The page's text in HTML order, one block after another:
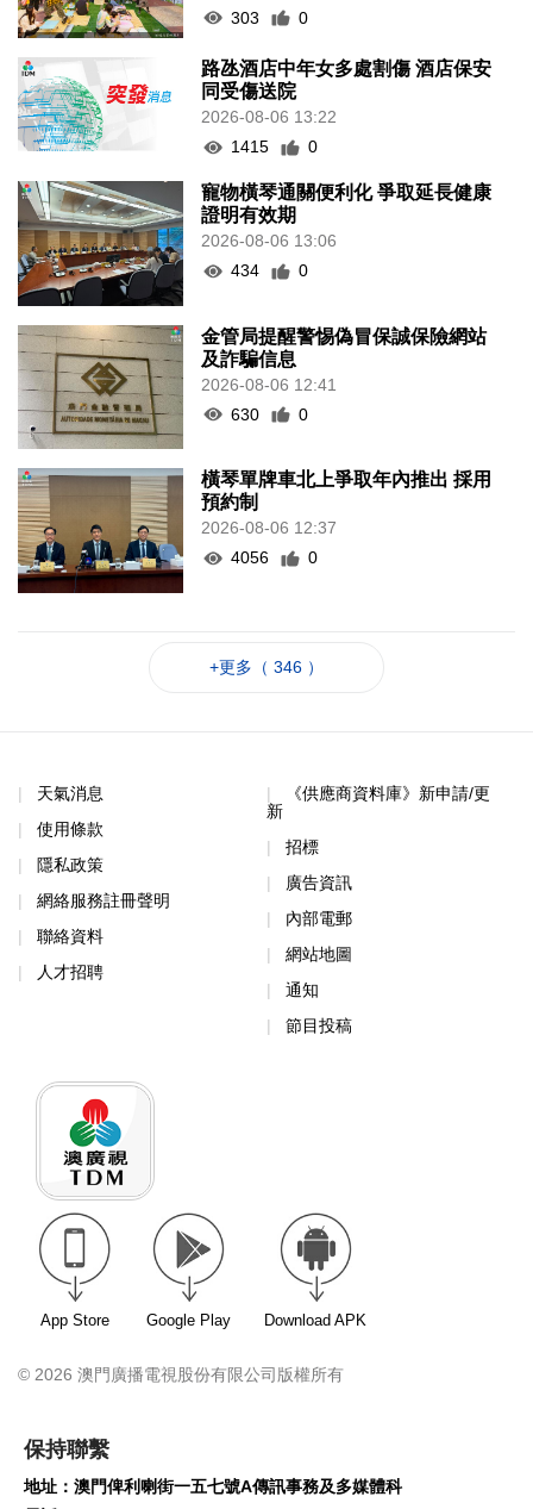
303
0
路氹酒店中年女多處割傷 酒店保安
同受傷送院
2026-08-06 13:22
1415
0
寵物橫琴通關便利化 爭取延長健康
證明有效期
2026-08-06 13:06
434
0
金管局提醒警惕偽冒保誠保險網站
及詐騙信息
2026-08-06 12:41
630
0
橫琴單牌車北上爭取年內推出 採用
預約制
2026-08-06 12:37
4056
0
+更多（ 346 ）
天氣消息
使用條款
隱私政策
網絡服務註冊聲明
聯絡資料
人才招聘
《供應商資料庫》新申請/更
新
招標
廣告資訊
內部電郵
網站地圖
通知
節目投稿
App Store Google Play Download APK
© 2026 澳門廣播電視股份有限公司版權所有
保持聯繫
地址：澳門俾利喇街一五七號A傳訊事務及多媒體科